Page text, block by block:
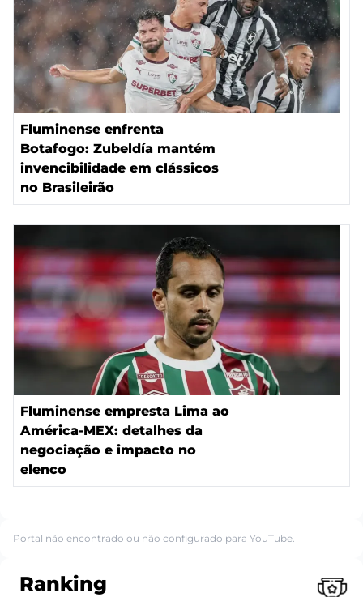
Fluminense enfrenta
Botafogo: Zubeldía mantém
invencibilidade em clássicos
no Brasileirão
Fluminense empresta Lima ao
América-MEX: detalhes da
negociação e impacto no
elenco
Portal não encontrado ou não configurado para YouTube.
Ranking